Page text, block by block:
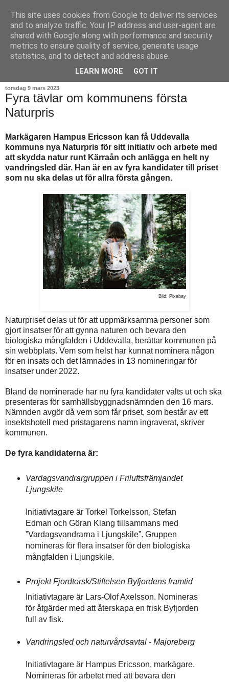
torsdag 9 mars 2023
Fyra tävlar om kommunens första
Naturpris
Markägaren Hampus Ericsson kan få Uddevalla
kommuns nya Naturpris för sitt initiativ och arbete med
att skydda natur runt Kärraån och anlägga en helt ny
vandringsled där. Han är en av fyra kandidater till priset
som nu ska delas ut för allra första gången.
Bild: Pixabay
Naturpriset delas ut för att uppmärksamma personer som
gjort insatser för att gynna naturen och bevara den
biologiska mångfalden i Uddevalla, berättar kommunen på
sin webbplats. Vem som helst har kunnat nominera någon
för en insats och det lämnades in 13 nomineringar för
insatser under 2022.
Bland de nominerade har nu fyra kandidater valts ut och ska
presenteras för samhällsbyggnadsnämnden den 16 mars.
Nämnden avgör då vem som får priset, som består av ett
insektshotell med pristagarens namn ingraverat, skriver
kommunen.
De fyra kandidaterna är:
Vardagsvandrargruppen i Friluftsfrämjandet
Ljungskile
Initiativtagare är Torkel Torkelsson, Stefan
Edman och Göran Klang tillsammans med
”Vardagsvandrarna i Ljungskile”. Gruppen
nomineras för flera insatser för den biologiska
mångfalden i Ljungskile.
Projekt Fjordtorsk/Stiftelsen Byfjordens framtid
Initiativtagare är Lars-Olof Axelsson. Nomineras
för åtgärder med att återskapa en frisk Byfjorden
full av fisk.
Vandringsled och naturvårdsavtal - Majoreberg
Initiativtagare är Hampus Ericsson, markägare.
Nomineras för arbetet med att bevara den
This site uses cookies from Google to deliver its services
and to analyze traffic. Your IP address and user-agent are
shared with Google along with performance and security
metrics to ensure quality of service, generate usage
statistics, and to detect and address abuse.
LEARN MORE GOT IT